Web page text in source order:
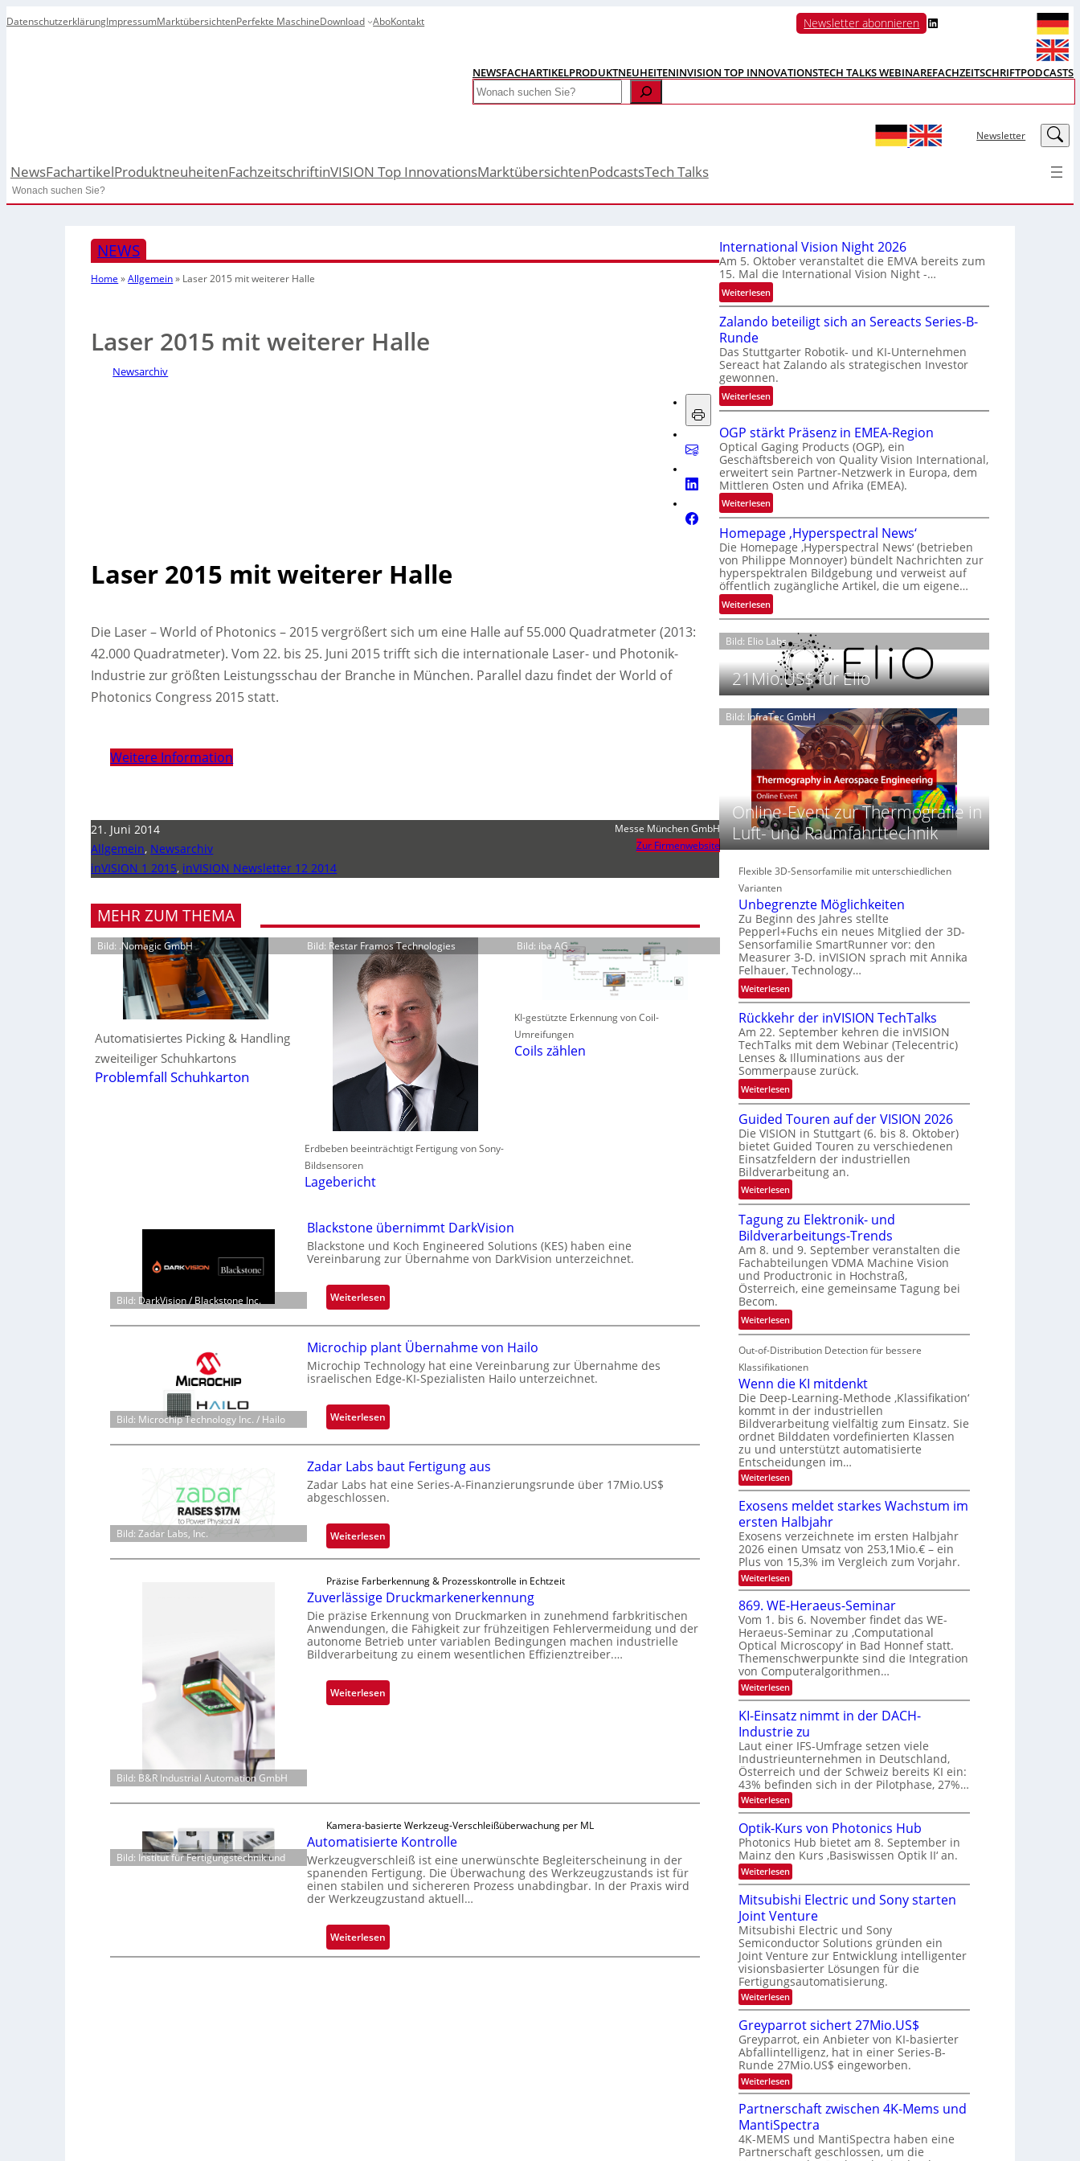
DatenschutzerklärungImpressumMarktübersichtenPerfekte MaschineDownload AboKontakt Newsletter abonnieren LinkedIn
NEWSFACHARTIKELPRODUKTNEUHEITENINVISION TOP INNOVATIONSTECH TALKS WEBINAREFACHZEITSCHRIFTPODCASTS
Search
Newsletter LinkedIn
NewsFachartikelProduktneuheitenFachzeitschriftinVISION Top InnovationsMarktübersichtenPodcastsTech Talks
Search
NEWS
Home »Allgemein» Laser 2015 mit weiterer Halle
Laser 2015 mit weiterer Halle
Newsarchiv
Laser 2015 mit weiterer Halle
Die Laser – World of Photonics – 2015 vergrößert sich um eine Halle auf 55.000 Quadratmeter (2013:
42.000 Quadratmeter). Vom 22. bis 25. Juni 2015 trifft sich die internationale Laser- und Photonik-
Industrie zur größten Leistungsschau der Branche in München. Parallel dazu findet der World of
Photonics Congress 2015 statt.
Weitere Information
21. Juni 2014
Allgemein, Newsarchiv
inVISION 1 2015, inVISION Newsletter 12 2014
Messe München GmbH
Zur Firmenwebsite
MEHR ZUM THEMA
Bild: .Nomagic GmbH
Automatisiertes Picking & Handling
zweiteiliger Schuhkartons
Problemfall Schuhkarton
Bild: Restar Framos Technologies
Erdbeben beeinträchtigt Fertigung von Sony-
Bildsensoren
Lagebericht
Bild: iba AG
KI-gestützte Erkennung von Coil-
Umreifungen
Coils zählen
Bild: DarkVision / Blackstone Inc.
Blackstone übernimmt DarkVision
Blackstone und Koch Engineered Solutions (KES) haben eine
Vereinbarung zur Übernahme von DarkVision unterzeichnet.
Weiterlesen:
B
l
a
c
k
t
o
n
e
ü
b
r
n
m
m
t
D
a
k
V
Bild: Microchip Technology Inc. / Hailo
Microchip plant Übernahme von Hailo
Microchip Technology hat eine Vereinbarung zur Übernahme des
israelischen Edge-KI-Spezialisten Hailo unterzeichnet.
Weiterlesen:
M
i
c
r
o
h
i
p
l
a
n
t
b
e
e
v
o
n
H
a
i
l
o
Bild: Zadar Labs, Inc.
Zadar Labs baut Fertigung aus
Zadar Labs hat eine Series-A-Finanzierungsrunde über 17Mio.US$
abgeschlossen.
Weiterlesen:
Z
d
a
r
L
a
s
b
r
t
i
g
u
n
g
a
u
s
Bild: B&R Industrial Automation GmbH
Präzise Farberkennung & Prozesskontrolle in Echtzeit
Zuverlässige Druckmarkenerkennung
Die präzise Erkennung von Druckmarken in zunehmend farbkritischen
Anwendungen, die Fähigkeit zur frühzeitigen Fehlervermeidung und der
autonome Betrieb unter variablen Bedingungen machen industrielle
Bildverarbeitung zu einem wesentlichen Effizienztreiber.…
Weiterlesen:
Z
s
s
i
g
e
r
u
c
Bild: Institut für Fertigungstechnik und
Kamera-basierte Werkzeug-Verschleißüberwachung per ML
Automatisierte Kontrolle
Werkzeugverschleiß ist eine unerwünschte Begleiterscheinung in der
spanenden Fertigung. Die Überwachung des Werkzeugzustands ist für
einen stabilen und sichereren Prozess unabdingbar. In der Praxis wird
der Werkzeugzustand aktuell…
Weiterlesen:
A
International Vision Night 2026
Am 5. Oktober veranstaltet die EMVA bereits zum
15. Mal die International Vision Night -…
Weiterlesen:
I
n
e
r
n
a
t
i
o
n
a
V
i
s
i
o
n
N
i
h
2
0
6
Zalando beteiligt sich an Sereacts Series-B-
Runde
Das Stuttgarter Robotik- und KI-Unternehmen
Sereact hat Zalando als strategischen Investor
gewonnen.
Weiterlesen:
Z
a
l
a
n
d
o
b
e
t
e
i
l
i
t
i
c
a
r
e
a
c
t
s
S
i
e
s
-
B
-
R
u
n
d
e
OGP stärkt Präsenz in EMEA-Region
Optical Gaging Products (OGP), ein
Geschäftsbereich von Quality Vision International,
erweitert sein Partner-Netzwerk in Europa, dem
Mittleren Osten und Afrika (EMEA).
Weiterlesen:
O
G
P
s
t
ä
r
t
r
ä
e
n
E
M
E
A
-
R
e
g
i
o
n
Homepage ‚Hyperspectral News‘
Die Homepage ‚Hyperspectral News‘ (betrieben
von Philippe Monnoyer) bündelt Nachrichten zur
hyperspektralen Bildgebung und verweist auf
öffentlich zugängliche Artikel, die um eigene…
Weiterlesen:
H
o
m
e
p
a
g
e
y
p
e
r
s
p
c
t
r
a
l
N
e
w
s
‘
Bild: Elio Labs.
21Mio.US$ für Elio
Bild: InfraTec GmbH
Online-Event zur Thermografie in
Luft- und Raumfahrttechnik
Flexible 3D-Sensorfamilie mit unterschiedlichen
Varianten
Unbegrenzte Möglichkeiten
Zu Beginn des Jahres stellte
Pepperl+Fuchs ein neues Mitglied der 3D-
Sensorfamilie SmartRunner vor: den
Measurer 3-D. inVISION sprach mit Annika
Felhauer, Technology…
Weiterlesen:
U
n
b
e
g
r
e
z
t
e
M
g
l
i
c
h
k
e
i
t
e
n
Rückkehr der inVISION TechTalks
Am 22. September kehren die inVISION
TechTalks mit dem Webinar (Telecentric)
Lenses & Illuminations aus der
Sommerpause zurück.
Weiterlesen:
R
ü
c
k
k
e
h
d
e
r
i
n
I
S
I
O
N
T
e
c
h
T
a
l
k
s
Guided Touren auf der VISION 2026
Die VISION in Stuttgart (6. bis 8. Oktober)
bietet Guided Touren zu verschiedenen
Einsatzfeldern der industriellen
Bildverarbeitung an.
Weiterlesen:
G
u
i
d
e
d
T
o
u
e
n
a
u
f
d
e
r
V
I
S
I
O
N
2
0
2
6
Tagung zu Elektronik- und
Bildverarbeitungs-Trends
Am 8. und 9. September veranstalten die
Fachabteilungen VDMA Machine Vision
und Productronic in Hochstraß,
Österreich, eine gemeinsame Tagung bei
Becom.
Weiterlesen:
T
a
g
u
n
g
z
u
E
l
e
k
t
r
o
n
i
k
-
u
n
d
B
i
l
d
v
e
r
a
r
b
i
t
u
n
g
s
-
T
r
e
n
d
s
Out-of-Distribution Detection für bessere
Klassifikationen
Wenn die KI mitdenkt
Die Deep-Learning-Methode ‚Klassifikation‘
kommt in der industriellen
Bildverarbeitung vielfältig zum Einsatz. Sie
ordnet Bilddaten vordefinierten Klassen
zu und unterstützt automatisierte
Entscheidungen im…
Weiterlesen:
W
n
n
d
i
e
K
I
m
i
t
d
e
n
k
t
Exosens meldet starkes Wachstum im
ersten Halbjahr
Exosens verzeichnete im ersten Halbjahr
2026 einen Umsatz von 253,1Mio.€ – ein
Plus von 15,3% im Vergleich zum Vorjahr.
Weiterlesen:
E
x
o
s
e
n
s
m
e
l
d
e
t
s
t
a
r
k
e
s
W
a
c
h
s
t
u
m
i
m
e
r
s
t
e
n
H
a
b
j
a
h
r
869. WE-Heraeus-Seminar
Vom 1. bis 6. November findet das WE-
Heraeus-Seminar zu ‚Computational
Optical Microscopy‘ in Bad Honnef statt.
Themenschwerpunkte sind die Integration
von Computeralgorithmen…
Weiterlesen:
8
9
.
W
E
-
H
e
r
a
u
s
-
S
e
m
i
n
a
r
KI-Einsatz nimmt in der DACH-
Industrie zu
Laut einer IFS-Umfrage setzen viele
Industrieunternehmen in Deutschland,
Österreich und der Schweiz bereits KI ein:
43% befinden sich in der Pilotphase, 27%…
Weiterlesen:
K
-
E
i
n
s
a
t
z
n
i
m
m
t
i
n
d
e
r
D
A
C
H
-
I
d
u
t
Optik-Kurs von Photonics Hub
Photonics Hub bietet am 8. September in
Mainz den Kurs ‚Basiswissen Optik II‘ an.
Weiterlesen:
O
p
t
i
k
-
K
u
r
s
v
o
P
h
o
t
o
n
i
c
s
H
u
b
Mitsubishi Electric und Sony starten
Joint Venture
Mitsubishi Electric und Sony
Semiconductor Solutions gründen ein
Joint Venture zur Entwicklung intelligenter
visionsbasierter Lösungen für die
Fertigungsautomatisierung.
Weiterlesen:
M
t
s
u
b
i
s
h
i
E
l
e
c
Greyparrot sichert 27Mio.US$
Greyparrot, ein Anbieter von KI-basierter
Abfallintelligenz, hat in einer Series-B-
Runde 27Mio.US$ eingeworben.
Weiterlesen:
G
e
y
p
a
Partnerschaft zwischen 4K-Mems und
MantiSpectra
4K-MEMS und MantiSpectra haben eine
Partnerschaft geschlossen, um die